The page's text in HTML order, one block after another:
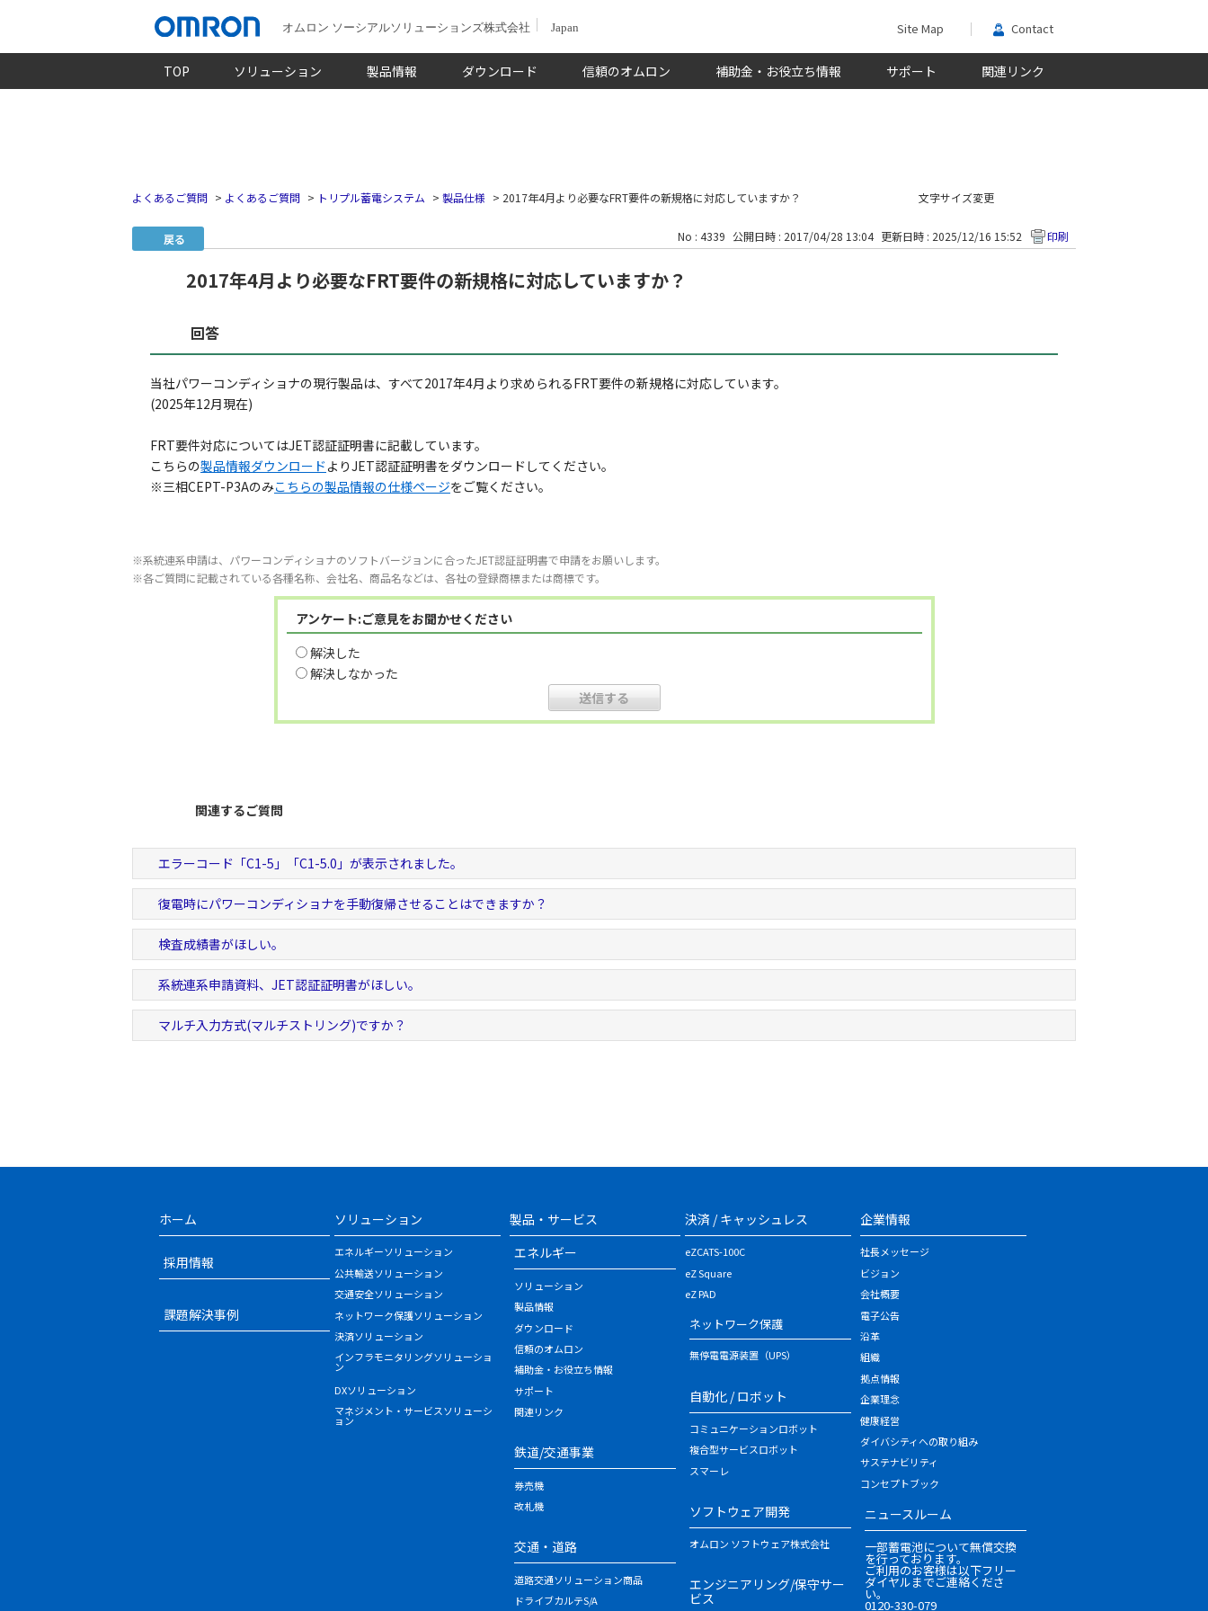
オムロン ソーシアルソリューションズ株式会社 Japan Site Map Contact
TOP ソリューション 製品情報 ダウンロード 信頼のオムロン 補助金・お役立ち情報 サポート 関連リンク
文字サイズ変更
よくあるご質問 > よくあるご質問 > トリプル蓄電システム > 製品仕様 > 2017年4月より必要なFRT要件の新規格に対応していますか？
戻る No : 4339 公開日時 : 2017/04/28 13:04 更新日時 : 2025/12/16 15:52 印刷
2017年4月より必要なFRT要件の新規格に対応していますか？
回答
当社パワーコンディショナの現行製品は、すべて2017年4月より求められるFRT要件の新規格に対応しています。
(2025年12月現在)
FRT要件対応についてはJET認証証明書に記載しています。
こちらの製品情報ダウンロードよりJET認証証明書をダウンロードしてください。
※三相CEPT-P3Aのみこちらの製品情報の仕様ページをご覧ください。
※系統連系申請は、パワーコンディショナのソフトバージョンに合ったJET認証証明書で申請をお願いします。
※各ご質問に記載されている各種名称、会社名、商品名などは、各社の登録商標または商標です。
アンケート:ご意見をお聞かせください
解決した
解決しなかった
関連するご質問
エラーコード「C1-5」「C1-5.0」が表示されました。
復電時にパワーコンディショナを手動復帰させることはできますか？
検査成績書がほしい。
系統連系申請資料、JET認証証明書がほしい。
マルチ入力方式(マルチストリング)ですか？
ホーム
採用情報
課題解決事例
ソリューション
エネルギーソリューション
公共輸送ソリューション
交通安全ソリューション
ネットワーク保護ソリューション
決済ソリューション
インフラモニタリングソリューショ
ン
DXソリューション
マネジメント・サービスソリューシ
ョン
製品・サービス
エネルギー
ソリューション
製品情報
ダウンロード
信頼のオムロン
補助金・お役立ち情報
サポート
関連リンク
鉄道/交通事業
券売機
改札機
交通・道路
道路交通ソリューション商品
ドライブカルテS/A
決済 / キャッシュレス
eZCATS-100C
eZ Square
eZ PAD
ネットワーク保護
無停電電源装置（UPS）
自動化 / ロボット
コミュニケーションロボット
複合型サービスロボット
スマーレ
ソフトウェア開発
オムロン ソフトウェア株式会社
エンジニアリング/保守サー
ビス
企業情報
社長メッセージ
ビジョン
会社概要
電子公告
沿革
組織
拠点情報
企業理念
健康経営
ダイバシティへの取り組み
サステナビリティ
コンセプトブック
ニュースルーム
一部蓄電池について無償交換
を行っております。
ご利用のお客様は以下フリー
ダイヤルまでご連絡くださ
い。
0120-330-079